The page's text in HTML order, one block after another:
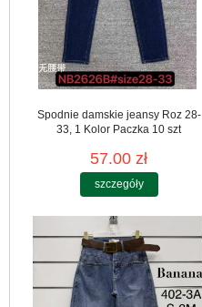
Spodnie damskie jeansy Roz 28-
33, 1 Kolor Paczka 10 szt
57.00 zł
szczegóły